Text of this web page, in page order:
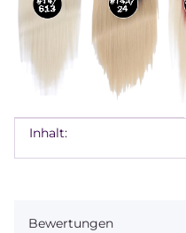
Produkteigenschaft
Wert
Inhalt:
Bewertungen